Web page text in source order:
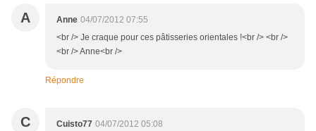
A Anne 04/07/2012 07:55
<br /> Je craque pour ces pâtisseries orientales !<br /> <br />
<br /> Anne<br />
Répondre
C Cuisto77 04/07/2012 05:08